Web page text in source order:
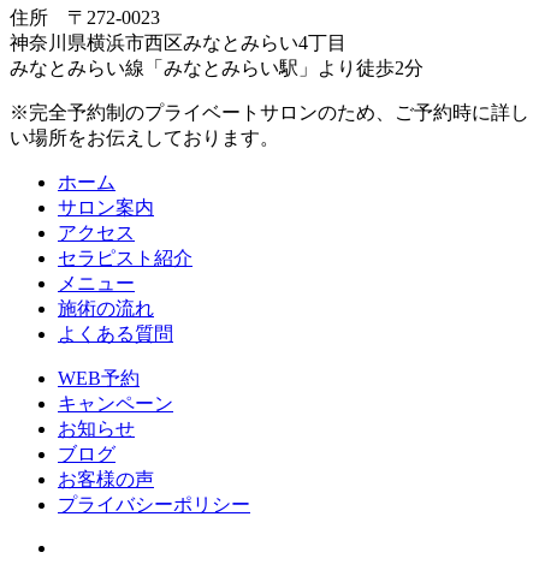
住所 〒272-0023
神奈川県横浜市⻄区みなとみらい4丁目
みなとみらい線「みなとみらい駅」より徒歩2分
※完全予約制のプライベートサロンのため、ご予約時に詳し
い場所をお伝えしております。
ホーム
サロン案内
アクセス
セラピスト紹介
メニュー
施術の流れ
よくある質問
WEB予約
キャンペーン
お知らせ
ブログ
お客様の声
プライバシーポリシー